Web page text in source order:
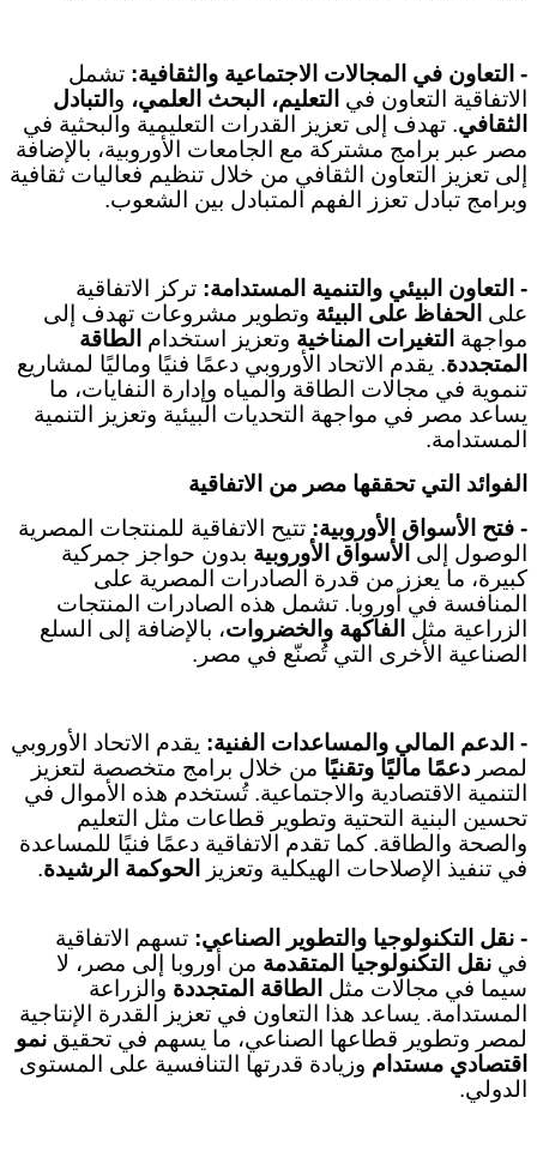
- التعاون في المجالات الاجتماعية والثقافية: تشمل
الاتفاقية التعاون في التعليم، البحث العلمي، و التبادل
الثقافي. تهدف إلى تعزيز القدرات التعليمية والبحثية في
مصر عبر برامج مشتركة مع الجامعات الأوروبية، بالإضافة
إلى تعزيز التعاون الثقافي من خلال تنظيم فعاليات ثقافية
وبرامج تبادل تعزز الفهم المتبادل بين الشعوب.
- التعاون البيئي والتنمية المستدامة: تركز الاتفاقية
على الحفاظ على البيئة وتطوير مشروعات تهدف إلى
مواجهة التغيرات المناخية وتعزيز استخدام الطاقة
المتجددة. يقدم الاتحاد الأوروبي دعمًا فنيًا وماليًا لمشاريع
تنموية في مجالات الطاقة والمياه وإدارة النفايات، ما
يساعد مصر في مواجهة التحديات البيئية وتعزيز التنمية
المستدامة.
الفوائد التي تحققها مصر من الاتفاقية
- فتح الأسواق الأوروبية: تتيح الاتفاقية للمنتجات المصرية
الوصول إلى الأسواق الأوروبية بدون حواجز جمركية
كبيرة، ما يعزز من قدرة الصادرات المصرية على
المنافسة في أوروبا. تشمل هذه الصادرات المنتجات
الزراعية مثل الفاكهة والخضروات، بالإضافة إلى السلع
الصناعية الأخرى التي تُصنّع في مصر .
- الدعم المالي والمساعدات الفنية: يقدم الاتحاد الأوروبي
لمصر دعمًا ماليًا وتقنيًا من خلال برامج متخصصة لتعزيز
التنمية الاقتصادية والاجتماعية. تُستخدم هذه الأموال في
تحسين البنية التحتية وتطوير قطاعات مثل التعليم
والصحة والطاقة. كما تقدم الاتفاقية دعمًا فنيًا للمساعدة
في تنفيذ الإصلاحات الهيكلية وتعزيز
الحوكمة الرشيدة.
- نقل التكنولوجيا والتطوير الصناعي: تسهم الاتفاقية
في نقل التكنولوجيا المتقدمة من أوروبا إلى مصر، لا
سيما في مجالات مثل الطاقة المتجددة والزراعة
المستدامة. يساعد هذا التعاون في تعزيز القدرة الإنتاجية
لمصر وتطوير قطاعها الصناعي، ما يسهم في تحقيق نمو
اقتصادي مستدام وزيادة قدرتها التنافسية على المستوى
الدولي.